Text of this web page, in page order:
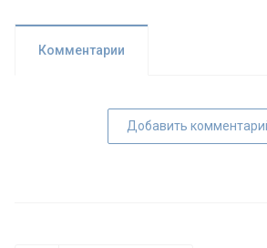
Комментарии
Добавить